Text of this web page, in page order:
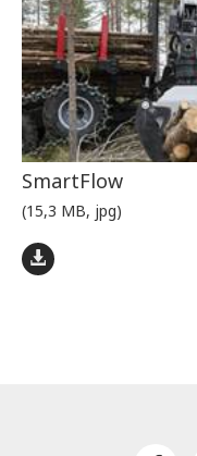
SmartFlow
(15,3 MB, jpg)